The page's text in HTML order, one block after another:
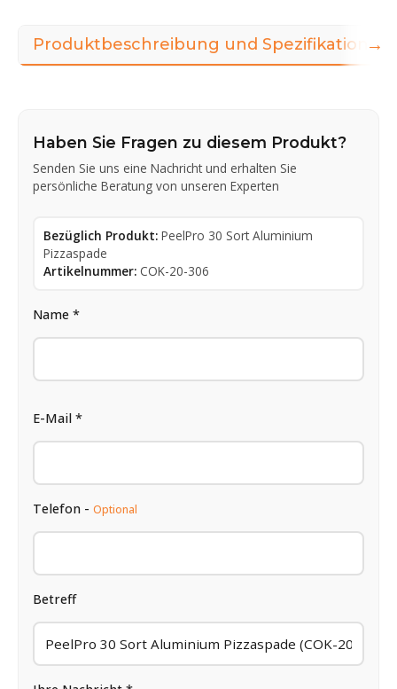
Produktbeschreibung und Spezifikationen
Haben Sie Fragen zu diesem Produkt?
Senden Sie uns eine Nachricht und erhalten Sie
persönliche Beratung von unseren Experten
Bezüglich Produkt: PeelPro 30 Sort Aluminium
Pizzaspade
Artikelnummer: COK-20-306
Name *
E-Mail *
Telefon - Optional
Betreff
→